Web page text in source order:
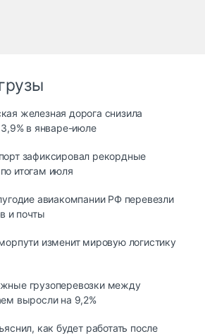
железная дорога снизила
в январе-июле
зафиксировал рекордные
итогам июля
авиакомпании РФ перевезли
и почты
изменит мировую логистику
грузоперевозки между
выросли на 9,2%
как будет работать после